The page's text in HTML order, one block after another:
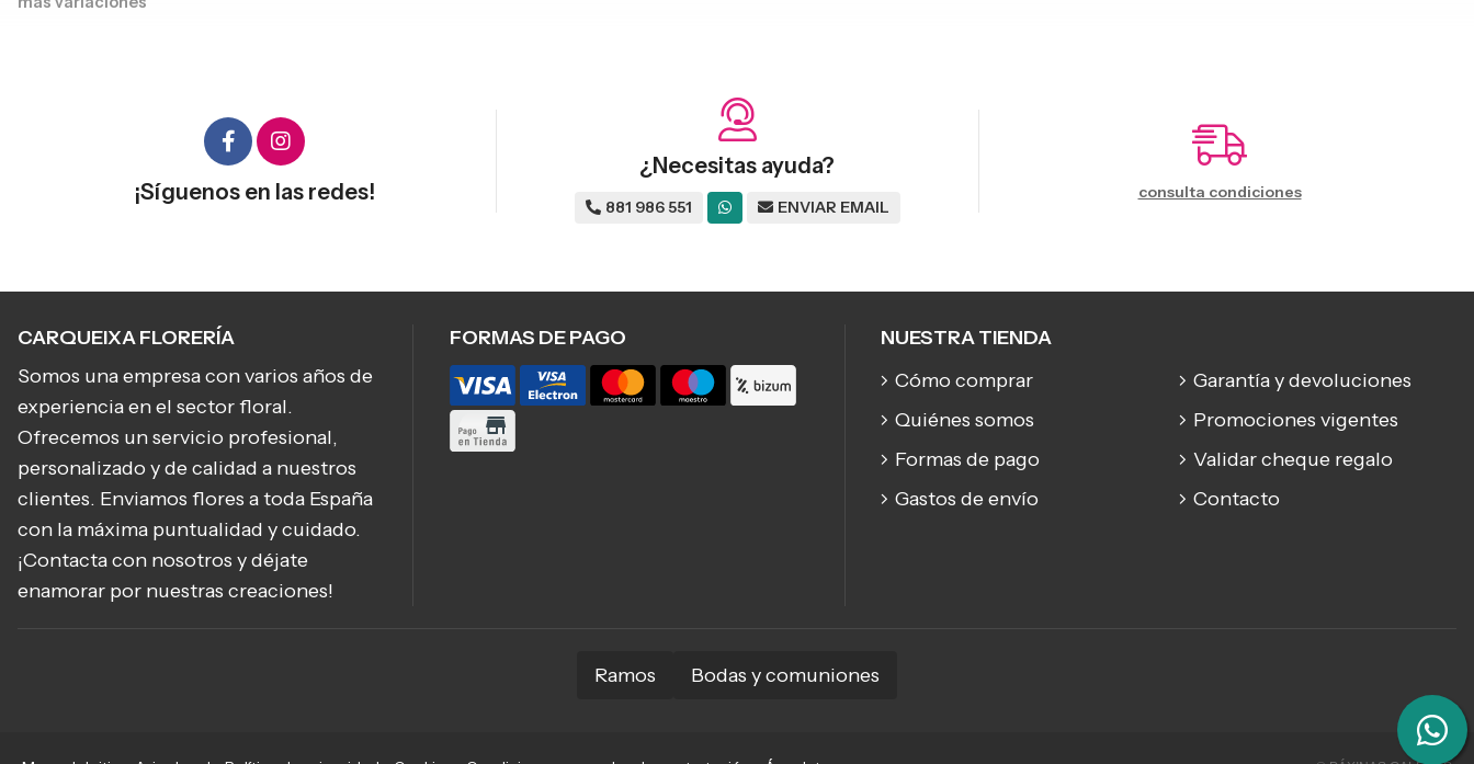
¡Síguenos en las redes!
¿Necesitas ayuda?
881 986 551 ENVIAR EMAIL
consulta condiciones
CARQUEIXA FLORERÍA
Somos una empresa con varios años de
experiencia en el sector floral.
Ofrecemos un servicio profesional,
personalizado y de calidad a nuestros
clientes. Enviamos flores a toda España
con la máxima puntualidad y cuidado.
¡Contacta con nosotros y déjate
enamorar por nuestras creaciones!
FORMAS DE PAGO
NUESTRA TIENDA
Cómo comprar
Quiénes somos
Formas de pago
Gastos de envío
Garantía y devoluciones
Promociones vigentes
Validar cheque regalo
Contacto
Ramos Bodas y comuniones